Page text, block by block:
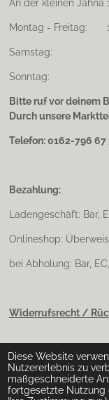
Diese Website
Nutzererlebnis zu
maßgeschneiderte
fortgesetzte Nutzung
An der kleinen Jahna
Montag - Freitag:
Samstag:
Sonntag:
Bitte ruf vor deinem
Durch unsere
Telefon: 0162-796 67
Bezahlung:
Ladengeschäft: Bar,
Onlineshop:
bei Abholung: Bar,
Widerrufsrecht /
Impressum &